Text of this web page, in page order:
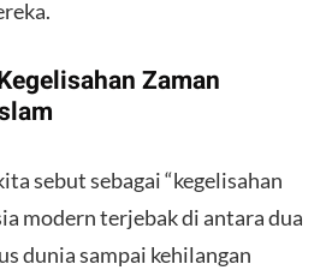
Zaman
sebut sebagai “kegelisahan
modern terjebak di antara dua
dunia sampai kehilangan